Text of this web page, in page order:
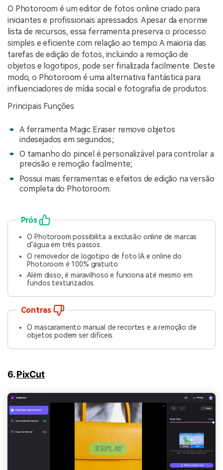
O Photoroom é um editor de fotos online criado para
iniciantes e profissionais apressados. Apesar da enorme
lista de recursos, essa ferramenta preserva o processo
simples e eficiente com relação ao tempo. A maioria das
tarefas de edição de fotos, incluindo a remoção de
objetos e logotipos, pode ser finalizada facilmente. Deste
modo, o Photoroom é uma alternativa fantástica para
influenciadores de mídia social e fotografia de produtos.
Principais Funções
A ferramenta Magic Eraser remove objetos
indesejados em segundos;
O tamanho do pincel é personalizável para controlar a
precisão e remoção facilmente;
Possui mais ferramentas e efeitos de edição na versão
completa do Photoroom.
Prós
O Photoroom possibilita a exclusão online de marcas
d'água em três passos.
O removedor de logotipo de foto IA e online do
Photoroom é 100% gratuito.
Além disso, é maravilhoso e funciona até mesmo em
fundos texturizados.
Contras
O mascaramento manual de recortes e a remoção de
objetos podem ser difíceis.
6.PixCut